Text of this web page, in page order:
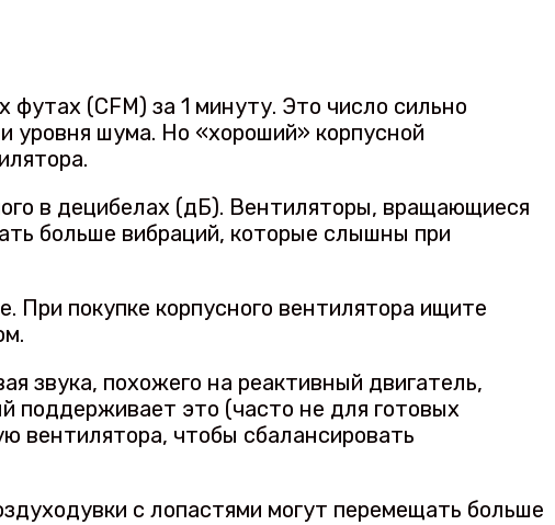
(CFM) за 1 минуту. Это число сильно
уровня шума. Но «хороший» корпусной
в децибелах (дБ). Вентиляторы, вращающиеся
больше вибраций, которые слышны при
При покупке корпусного вентилятора ищите
звука, похожего на реактивный двигатель,
поддерживает это (часто не для готовых
вентилятора, чтобы сбалансировать
с лопастями могут перемещать больше